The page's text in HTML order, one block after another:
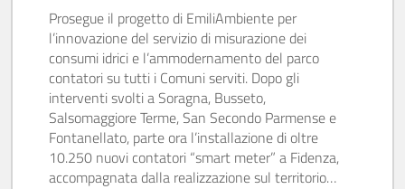
Prosegue il progetto di EmiliAmbiente per
l’innovazione del servizio di misurazione dei
consumi idrici e l’ammodernamento del parco
contatori su tutti i Comuni serviti. Dopo gli
interventi svolti a Soragna, Busseto,
Salsomaggiore Terme, San Secondo Parmense e
Fontanellato, parte ora l’installazione di oltre
10.250 nuovi contatori “smart meter” a Fidenza,
accompagnata dalla realizzazione sul territorio…